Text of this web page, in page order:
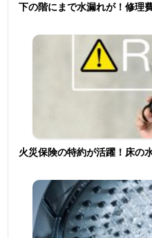
下の階にまで水漏れが！修理
火災保険の特約が活躍！床の